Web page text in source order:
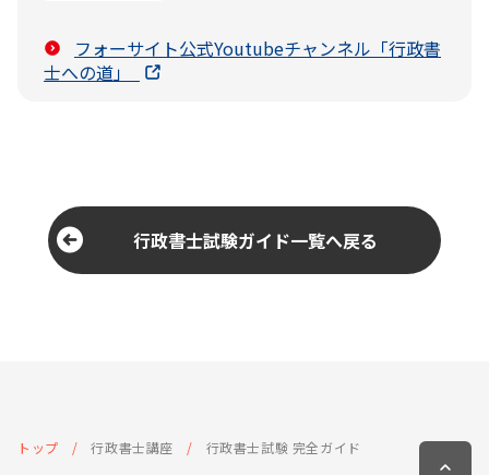
フォーサイト公式Youtubeチャンネル「行政書
士への道」
行政書士試験ガイド一覧へ戻る
トップ 行政書士講座 行政書士試験 完全ガイド